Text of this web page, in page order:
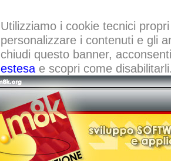
Utilizziamo i cookie tecnici
personalizzare i contenuti e gli
chiudi questo banner,
estesae scopri come